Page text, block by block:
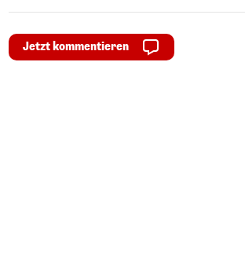
Jetzt kommentieren